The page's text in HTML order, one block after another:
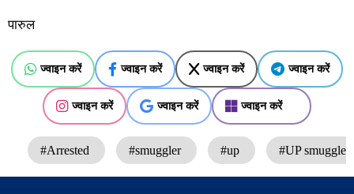
पारुल
ज्वाइन करें ज्वाइन करें ज्वाइन करें ज्वाइन करें
ज्वाइन करें ज्वाइन करें ज्वाइन करें
#Arrested #smuggler #up #UP smuggler